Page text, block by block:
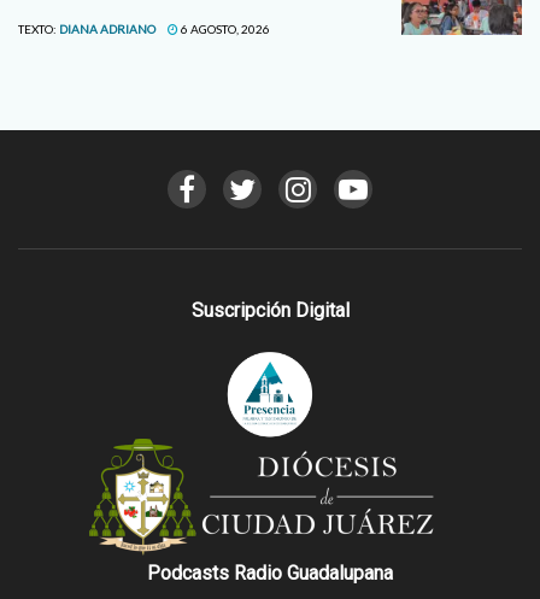
TEXTO: DIANA ADRIANO 6 AGOSTO, 2026
Suscripción Digital
Podcasts Radio Guadalupana